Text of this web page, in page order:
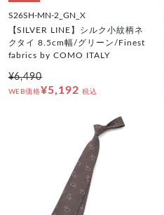
S26SH-MN-2_GN_X
【SILVER LINE】シルク小紋柄ネ
クタイ 8.5cm幅/グリーン/Finest
fabrics by COMO ITALY
¥6,490
WEB価格¥5,192 税込